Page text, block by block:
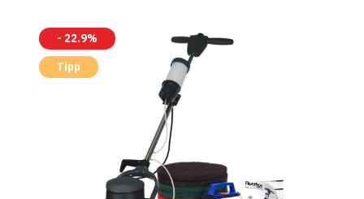
- 22.9%
Tipp